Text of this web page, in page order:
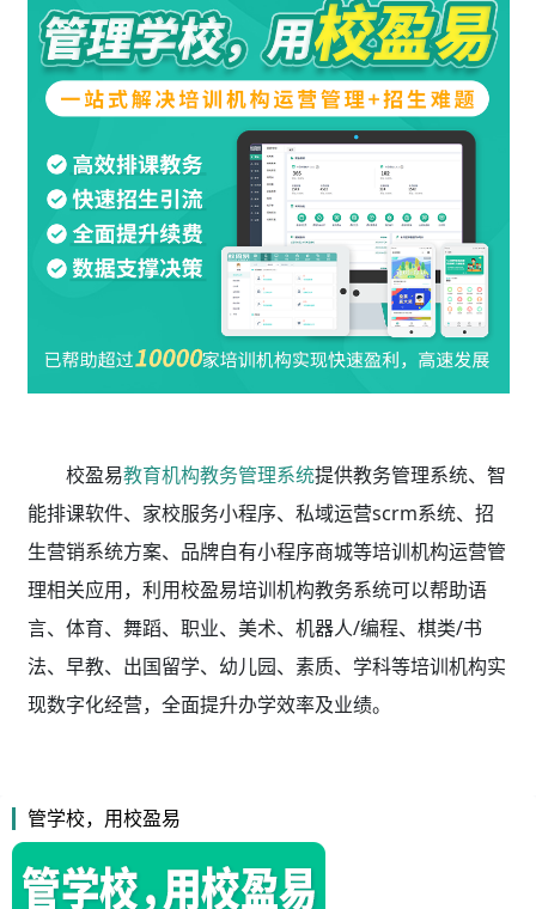
校盈易教育机构教务管理系统提供教务管理系统、智
能排课软件、家校服务小程序、私域运营scrm系统、招
生营销系统方案、品牌自有小程序商城等培训机构运营管
理相关应用，利用校盈易培训机构教务系统可以帮助语
言、体育、舞蹈、职业、美术、机器人/编程、棋类/书
法、早教、出国留学、幼儿园、素质、学科等培训机构实
现数字化经营，全面提升办学效率及业绩。
管学校，用校盈易